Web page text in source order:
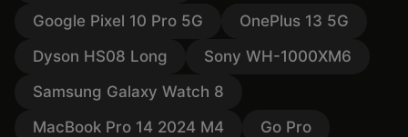
Google Pixel 10 Pro 5G
OnePlus 13 5G
Dyson HS08 Long
Sony WH-1000XM6
Samsung Galaxy Watch 8
MacBook Pro 14 2024 M4
Go Pro